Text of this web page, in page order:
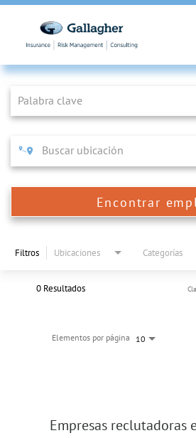
Job Search Page
Encontrar
Filtros Ubicaciones Categorías
0 Resultados
Elementos por página 10
Empresas reclutadoras